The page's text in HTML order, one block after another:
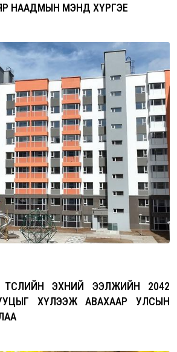
НААДМЫН МЭНД ХҮРГЭЕ
ЭХНИЙ ЭЭЛЖИЙН 2042
ХҮЛЭЭЖ АВАХААР УЛСЫН